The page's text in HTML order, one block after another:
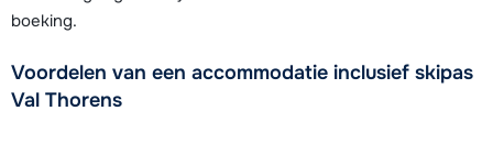
boeking.
Voordelen van een accommodatie inclusief skipas
Val Thorens